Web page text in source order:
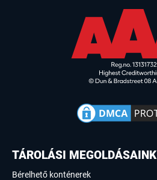
TÁROLÁSI MEGOLDÁSAINK
Bérelhető konténerek